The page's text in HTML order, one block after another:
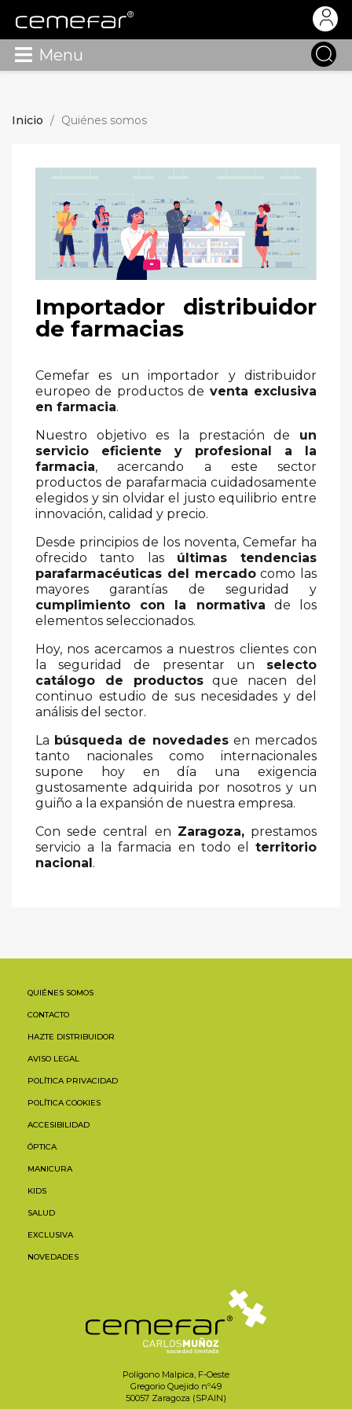
Menu
Inicio Quiénes somos
Importador distribuidor
de farmacias
Cemefar es un importador y distribuidor
europeo de productos de venta exclusiva
en farmacia.
Nuestro objetivo es la prestación de un
servicio eficiente y profesional a la
farmacia, acercando a este sector
productos de parafarmacia cuidadosamente
elegidos y sin olvidar el justo equilibrio entre
innovación, calidad y precio.
Desde principios de los noventa, Cemefar ha
ofrecido tanto las últimas tendencias
parafarmacéuticas del mercadocomo las
mayores garantías de seguridad y
cumplimiento con la normativa de los
elementos seleccionados.
Hoy, nos acercamos a nuestros clientes con
la seguridad de presentar un selecto
catálogo de productosque nacen del
continuo estudio de sus necesidades y del
análisis del sector.
La búsqueda de novedadesen mercados
tanto nacionales como internacionales
supone hoy en día una exigencia
gustosamente adquirida por nosotros y un
guiño a la expansión de nuestra empresa.
Con sede central en Zaragoza,prestamos
servicio a la farmacia en todo el territorio
nacional .
Polígono Malpica, F-Oeste
Gregorio Quejido nº49
50057 Zaragoza (SPAIN)
QUIÉNES SOMOS
CONTACTO
HAZTE DISTRIBUIDOR
AVISO LEGAL
POLÍTICA PRIVACIDAD
POLÍTICA COOKIES
ACCESIBILIDAD
ÓPTICA
MANICURA
KIDS
SALUD
EXCLUSIVA
NOVEDADES